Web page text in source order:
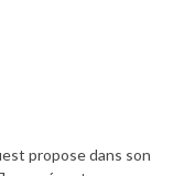
propose dans son